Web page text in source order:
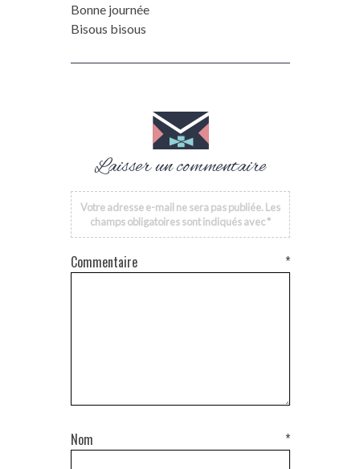
Bonne journée
Bisous bisous
Laisser un commentaire
Votre adresse e-mail ne sera pas publiée. Les
champs obligatoires sont indiqués avec*
Commentaire *
Nom *